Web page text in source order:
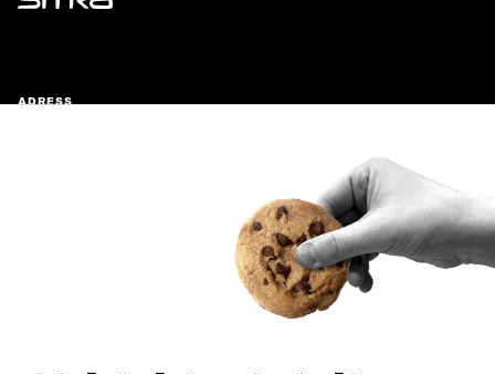
Sitra
ADRESS